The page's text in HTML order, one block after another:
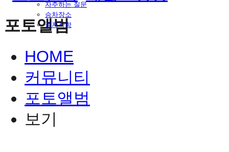
자주하는 질문
승차장소
공지사항
포토앨범
HOME
커뮤니티
포토앨범
보기